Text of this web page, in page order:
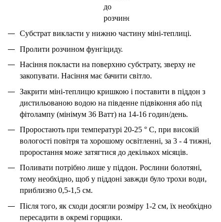
до
розчинення.
Субстрат викласти у нижню частину міні-теплиці.
Пролити розчином фунгіциду.
Насіння покласти на поверхню субстрату, зверху не
закопувати. Насіння має бачити світло.
Закрити міні-теплицю кришкою і поставити в піддон з
дистильованою водою на південне підвіконня або під
фітолампу (мінімум 36 Ватт) на 14-16 годин/день.
Проростають при температурі 20-25 ° C, при високій
вологості повітря та хорошому освітленні, за 3 - 4 тижні,
проростання може затягтися до декількох місяців.
Поливати потрібно лише у піддон. Рослини болотяні,
тому необхідно, щоб у піддоні завжди було трохи води,
приблизно 0,5-1,5 см.
Після того, як сходи досягли розміру 1-2 см, їх необхідно
пересадити в окремі горщики.